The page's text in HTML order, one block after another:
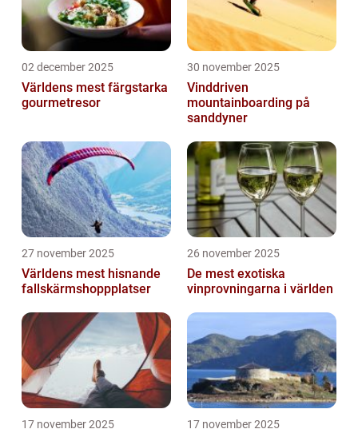
02 december 2025
Världens mest färgstarka
gourmetresor
30 november 2025
Vinddriven
mountainboarding på
sanddyner
27 november 2025
Världens mest hisnande
fallskärmshoppplatser
26 november 2025
De mest exotiska
vinprovningarna i världen
17 november 2025 17 november 2025